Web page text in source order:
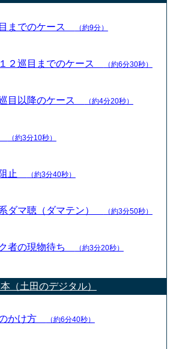
までのケース （約9分）
２巡目までのケース （約6分30秒）
目以降のケース （約4分20秒）
（約3分10秒）
阻止 （約3分40秒）
ダマ聴（ダマテン） （約3分50秒）
者の現物待ち （約3分20秒）
（土田のデジタル）
かけ方 （約6分40秒）